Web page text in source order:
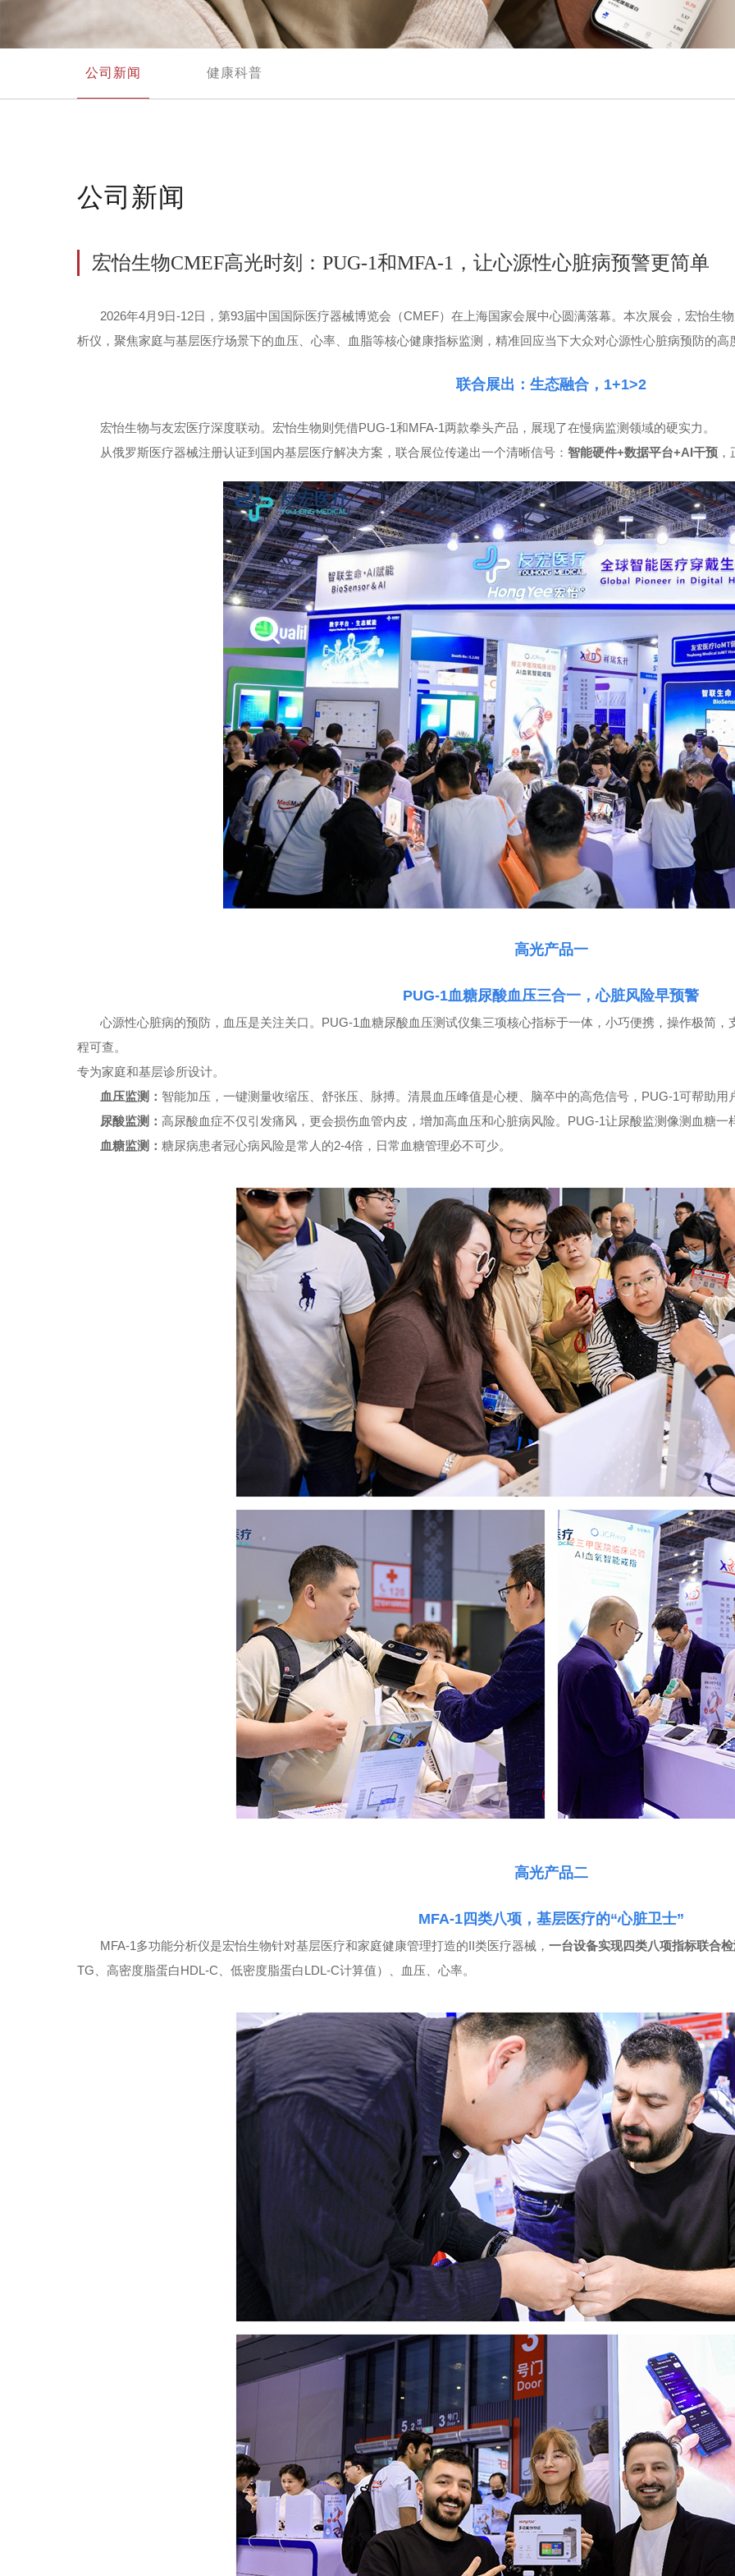
公司新闻 健康科普
公司新闻
宏怡生物CMEF高光时刻：PUG-1和MFA-1，让心源性心脏病预警更简单
2026年4月9日-12日，第93届中国国际医疗器械博览会（CMEF）在上海国家会展中心圆满落幕。本次展会，宏怡生
析仪，聚焦家庭与基层医疗场景下的血压、心率、血脂等核心健康指标监测，精准回应当下大众对心源性心脏病预防的高
联合展出：生态融合，1+1>2
宏怡生物与友宏医疗深度联动。宏怡生物则凭借PUG-1和MFA-1两款拳头产品，展现了在慢病监测领域的硬实力。
从俄罗斯医疗器械注册认证到国内基层医疗解决方案，联合展位传递出一个清晰信号：智能硬件+数据平台+AI干预
高光产品一
PUG-1血糖尿酸血压三合一，心脏风险早预警
心源性心脏病的预防，血压是关注关口。PUG-1血糖尿酸血压测试仪集三项核心指标于一体，小巧便携，操作极简，
程可查。
专为家庭和基层诊所设计。
血压监测： 智能加压，一键测量收缩压、舒张压、脉搏。清晨血压峰值是心梗、脑卒中的高危信号，PUG-1可帮助用
尿酸监测：高尿酸血症不仅引发痛风，更会损伤血管内皮，增加高血压和心脏病风险。PUG-1让尿酸监测像测血糖一
血糖监测：糖尿病患者冠心病风险是常人的2-4倍，日常血糖管理必不可少。
高光产品二
MFA-1四类八项，基层医疗的“心脏卫士”
MFA-1多功能分析仪是宏怡生物针对基层医疗和家庭健康管理打造的II类医疗器械，一台设备实现四类八项指标联合
TG、高密度脂蛋白HDL-C、低密度脂蛋白LDL-C计算值）、血压、心率。